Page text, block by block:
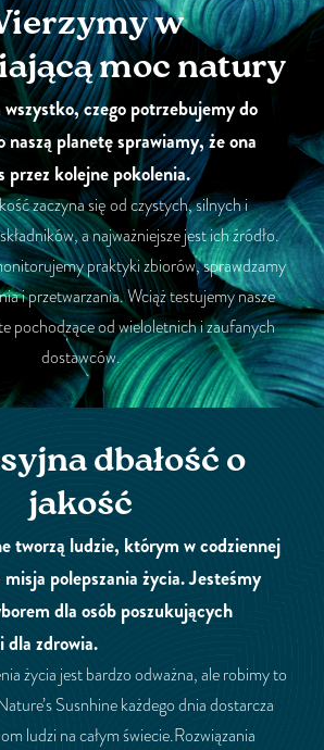
w
moc natury
czego potrzebujemy do
naszą planetę sprawiamy, że ona
przez kolejne pokolenia.
zaczyna się od czystych, silnych i
a najważniejsze jest ich źródło.
praktyki zbiorów, sprawdzamy
i przetwarzania. Wciąż testujemy nasze
pochodzące od wieloletnich i zaufanych
dostawców.
dbałość o
jakość
tworzą ludzie, którym w codziennej
polepszania życia. Jesteśmy
dla osób poszukujących
dla zdrowia.
życia jest bardzo odważna, ale robimy to
Susnhine każdego dnia dostarcza
ludzi na całym świecie.Rozwiązania